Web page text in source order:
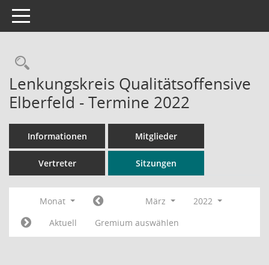
Toggle navigation
Rechercheauswahl
Lenkungskreis Qualitätsoffensive
Elberfeld - Termine 2022
Informationen Mitglieder
Vertreter Sitzungen
Monat März
2022
Aktuell
Gremium auswählen